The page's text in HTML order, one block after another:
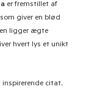
er fremstillet af
giver en blød
ligger ægte
hvert lys et unikt
citat,